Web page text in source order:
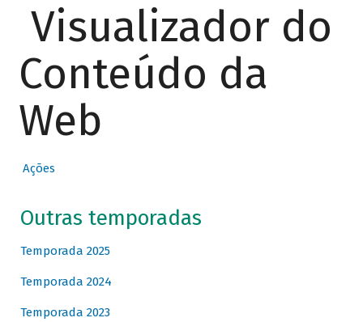
Visualizador do
Conteúdo da
Web
Ações
Outras temporadas
Temporada 2025
Temporada 2024
Temporada 2023